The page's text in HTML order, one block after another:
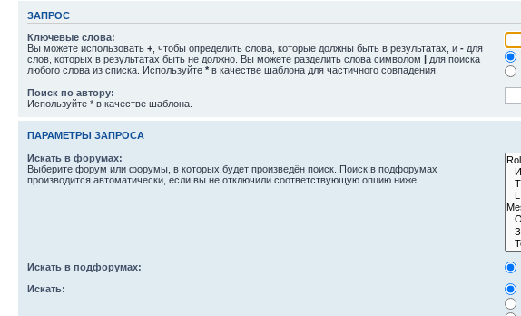
ЗАПРОС
Ключевые слова:
Вы можете использовать + , чтобы определить слова, которые должны быть в результатах, и - для
слов, которых в результатах быть не должно. Вы можете разделить слова символом | для поиска
любого слова из списка. Используйте * в качестве шаблона для частичного совпадения.
Поиск по автору:
Используйте * в качестве шаблона.
ПАРАМЕТРЫ ЗАПРОСА
Искать в форумах:
Выберите форум или форумы, в которых будет произведён поиск. Поиск в подфорумах
производится автоматически, если вы не отключили соответствующую опцию ниже.
Искать в подфорумах:
Искать: